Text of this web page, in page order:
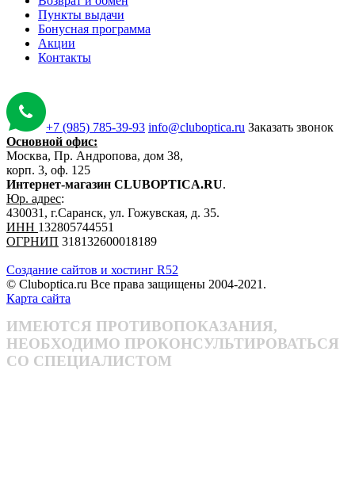
Пункты выдачи
Бонусная программа
Акции
Контакты
+7 (985) 785-39-93 info@cluboptica.ru Заказать звонок
Основной офис:
Москва, Пр. Андропова, дом 38,
корп. 3, оф. 125
Интернет-магазин CLUBOPTICA.RU.
Юр. адрес:
430031, г.Саранск, ул. Гожувская, д. 35.
ИНН 132805744551
ОГРНИП 318132600018189
Создание сайтов и хостинг R52
© Cluboptica.ru Все права защищены 2004-2021.
Карта сайта
ИМЕЮТСЯ ПРОТИВОПОКАЗАНИЯ,
НЕОБХОДИМО ПРОКОНСУЛЬТИРОВАТЬСЯ
СО СПЕЦИАЛИСТОМ